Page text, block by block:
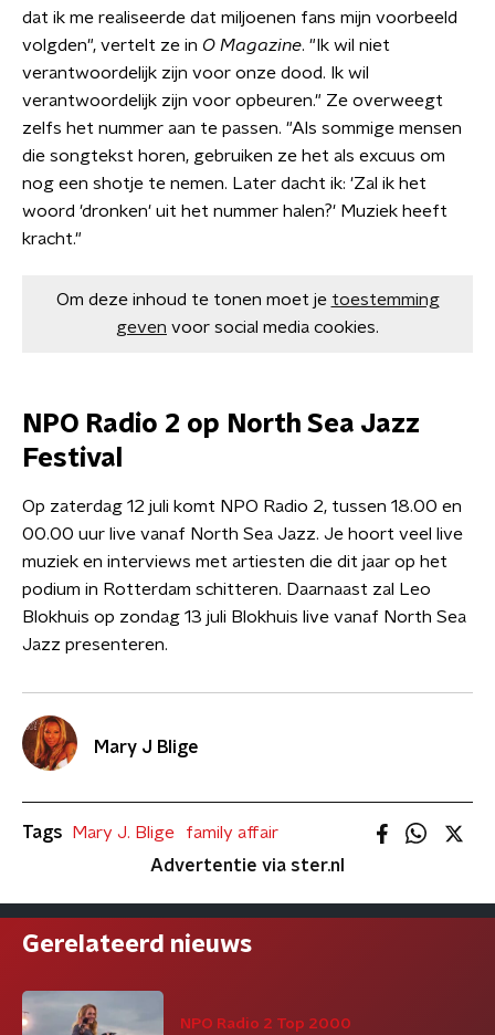
dat ik me realiseerde dat miljoenen fans mijn voorbeeld
volgden", vertelt ze in O Magazine. "Ik wil niet
verantwoordelijk zijn voor onze dood. Ik wil
verantwoordelijk zijn voor opbeuren." Ze overweegt
zelfs het nummer aan te passen. "Als sommige mensen
die songtekst horen, gebruiken ze het als excuus om
nog een shotje te nemen. Later dacht ik: 'Zal ik het
woord 'dronken' uit het nummer halen?' Muziek heeft
kracht."
Om deze inhoud te tonen moet je toestemming
geven voor social media cookies.
NPO Radio 2 op North Sea Jazz
Festival
Op zaterdag 12 juli komt NPO Radio 2, tussen 18.00 en
00.00 uur live vanaf North Sea Jazz. Je hoort veel live
muziek en interviews met artiesten die dit jaar op het
podium in Rotterdam schitteren. Daarnaast zal Leo
Blokhuis op zondag 13 juli Blokhuis live vanaf North Sea
Jazz presenteren.
Mary J Blige
Tags Mary J. Blige
family affair
Advertentie via ster.nl
Gerelateerd nieuws
NPO Radio 2 Top 2000